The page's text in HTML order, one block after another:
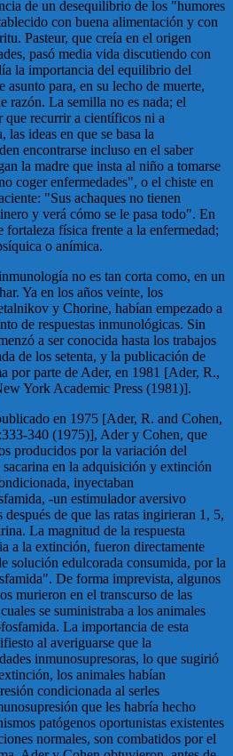
de un desequilibrio de los "humores
con buena alimentación y con
Pasteur, que creía en el origen
pasó media vida discutiendo con
la importancia del equilibrio del
asunto para, en su lecho de muerte,
razón. La semilla no es nada; el
que recurrir a científicos ni a
ideas en que se basa la
encontrarse incluso en el saber
la madre que insta al niño a tomarse
coger enfermedades", o el chiste en
"Sus achaques no tienen
y verá cómo se le pasa todo". En
fortaleza física frente a la enfermedad;
o anímica.
no es tan corta como, en un
Ya en los años veinte, los
y Chorine, habían empezado a
de respuestas inmunológicas. Sin
a ser conocida hasta los trabajos
de los setenta, y la publicación de
por parte de Ader, en 1981 [Ader, R.,
York Academic Press (1981)].
en 1975 [Ader, R. and Cohen,
340 (1975)], Ader y Cohen, que
producidos por la variación del
en la adquisición y extinción
inyectaban
-un estimulador aversivo
de que las ratas ingirieran 1, 5,
La magnitud de la respuesta
a la extinción, fueron directamente
solución edulcorada consumida, por la
De forma imprevista, algunos
murieron en el transcurso de las
se suministraba a los animales
La importancia de esta
al averiguarse que la
inmunosupresoras, lo que sugirió
los animales habían
condicionada al serles
que les habría hecho
patógenos oportunistas existentes
normales, son combatidos por el